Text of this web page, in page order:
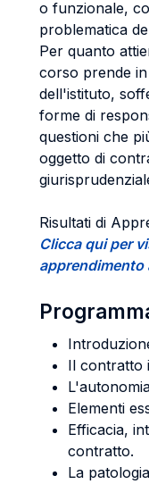
o funzionale,
problematica
Per quanto
corso prende in
dell'istituto,
forme di
questioni che
oggetto di
Risultati di
Clicca qui per
Il contratto
Elementi
Efficacia,
contratto.
La